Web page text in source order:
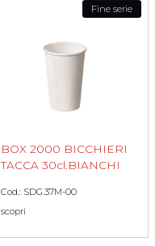
Fine serie
BOX 2000 BICCHIERI
TACCA 30cl.BIANCHI
Cod.: SDG.37M-00
scopri